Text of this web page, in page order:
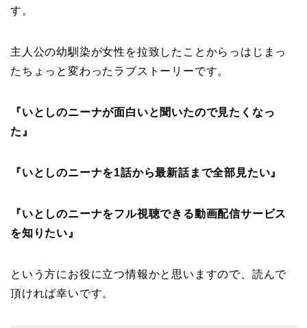
す。
主人公の幼馴染が女性を拉致したことからっはじまっ
たちょっと変わったラブストーリーです。
『いとしのニーナが面白いと聞いたので見たくなっ
た』
『いとしのニーナを1話から最新話まで全部見たい』
『いとしのニーナをフル視聴できる動画配信サービス
を知りたい』
という方にお役に立つ情報かと思いますので、読んで
頂ければ幸いです。